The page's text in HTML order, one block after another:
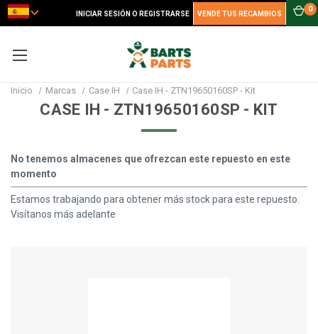
INICIAR SESIÓN O REGISTRARSE VENDE TUS RECAMBIOS
0
Inicio Marcas Case IH Case IH - ZTN19650160SP - Kit
CASE IH - ZTN19650160SP - KIT
No tenemos almacenes que ofrezcan este repuesto en este
momento
Estamos trabajando para obtener más stock para este repuesto.
Visítanos más adelante